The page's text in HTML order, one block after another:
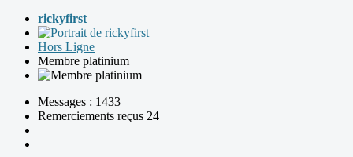
rickyfirst
Hors Ligne
Membre platinium
Messages : 1433
Remerciements reçus 24